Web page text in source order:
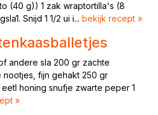
(40 g)) 1 zak wraptortilla's (8
Snijd 1 1/2 ui i... bekijk recept »
andere sla 200 gr zachte
fijn gehakt 250 gr
honing snufje zwarte peper 1
»